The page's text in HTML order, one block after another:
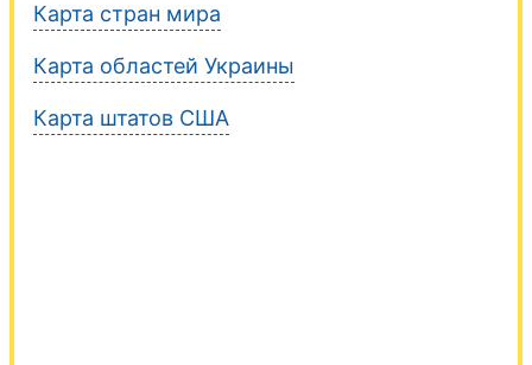
Карта стран мира
Карта областей Украины
Карта штатов США